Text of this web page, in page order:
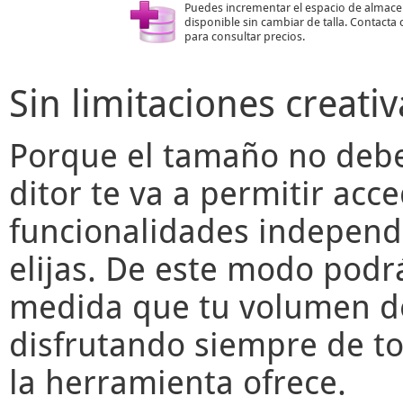
Puedes incrementar el espacio de
disponible sin cambiar de talla. Contacta
para consultar precios.
Sin limitaciones
Porque el tamaño no
ditor te va a permitir
funcionalidades
elijas. De este modo
medida que tu volumen
disfrutando siempre de
la herramienta ofrece.